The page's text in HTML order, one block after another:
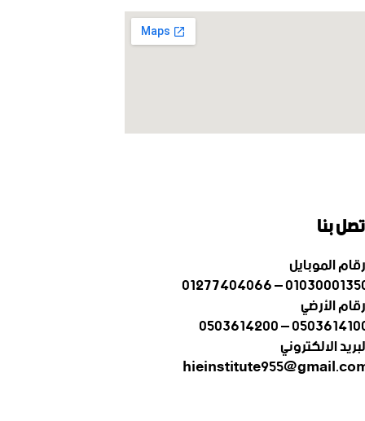
بنا
الموبايل
01030001350 –
الأرضي
0503614100 –
الالكتروني